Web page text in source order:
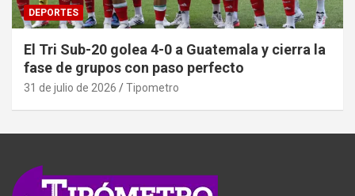
DEPORTES
El Tri Sub-20 golea 4-0 a Guatemala y cierra la
fase de grupos con paso perfecto
31 de julio de 2026 Tipometro